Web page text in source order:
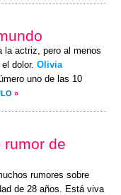
la actriz, pero al menos
dolor. Olivia
uno de las 10
»
de
rumores sobre
de 28 años. Está viva